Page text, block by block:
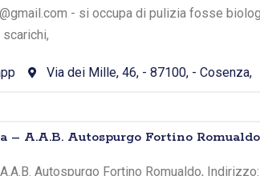
- si occupa di pulizia fosse
Via dei Mille, 46, - 87100, - Cosenza,
– A.A.B. Autospurgo Fortino Romualdo
Autospurgo Fortino Romualdo,